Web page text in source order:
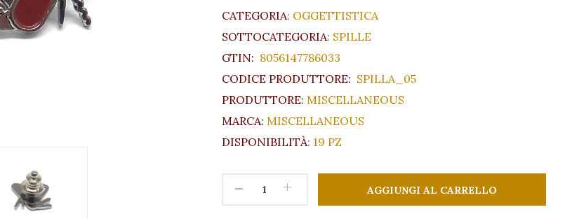
CATEGORIA: OGGETTISTICA
SOTTOCATEGORIA: SPILLE
GTIN: 8056147786033
CODICE PRODUTTORE: SPILLA_05
PRODUTTORE: MISCELLANEOUS
MARCA: MISCELLANEOUS
DISPONIBILITÀ: 19 PZ
- +